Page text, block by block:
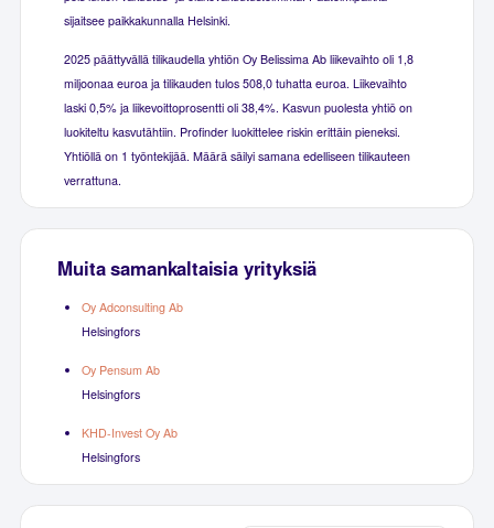
sijaitsee paikkakunnalla Helsinki.
2025 päättyvällä tilikaudella yhtiön Oy Belissima Ab liikevaihto oli 1,8
miljoonaa euroa ja tilikauden tulos 508,0 tuhatta euroa. Liikevaihto
laski 0,5% ja liikevoittoprosentti oli 38,4%. Kasvun puolesta yhtiö on
luokiteltu kasvutähtiin. Profinder luokittelee riskin erittäin pieneksi.
Yhtiöllä on 1 työntekijää. Määrä säilyi samana edelliseen tilikauteen
verrattuna.
Muita samankaltaisia yrityksiä
Oy Adconsulting Ab
Helsingfors
Oy Pensum Ab
Helsingfors
KHD-Invest Oy Ab
Helsingfors